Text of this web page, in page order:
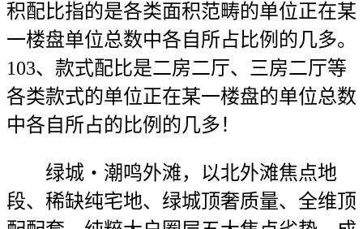
积配比指的是各类面积范畴的单位正在某
一楼盘单位总数中各自所占比例的几多。
103、款式配比是二房二厅、三房二厅等
各类款式的单位正在某一楼盘的单位总数
中各自所占的比例的几多！
绿城・潮鸣外滩，以北外滩焦点地
段、稀缺纯宅地、绿城顶奢质量、全维顶